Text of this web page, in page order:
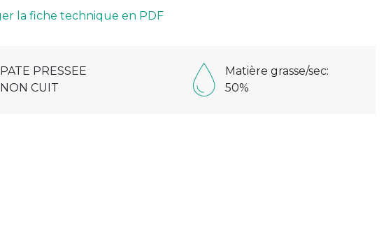
la fiche technique en PDF
PATE PRESSEE
NON CUIT
Matière grasse/sec:
50%